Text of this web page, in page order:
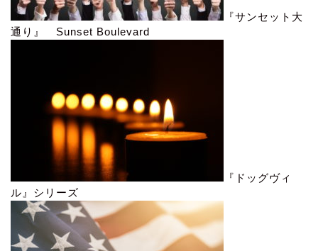
『サンセット大
通り』 Sunset Boulevard
『ドッグヴィ
ル』シリーズ